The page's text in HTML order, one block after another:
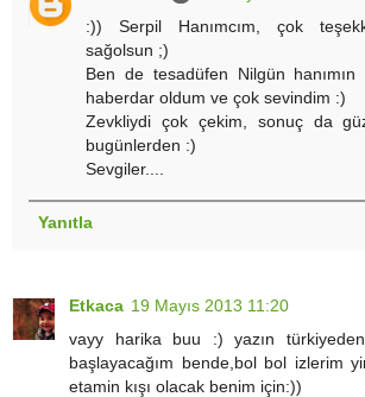
:)) Serpil Hanımcım, çok
sağolsun ;)
Ben de tesadüfen Nilgün
haberdar oldum ve çok sevindim :)
Zevkliydi çok çekim, sonuç da
bugünlerden :)
Sevgiler....
Yanıtla
Etkaca 19 Mayıs 2013 11:20
vayy harika buu :) yazın
başlayacağım bende,bol bol izlerim
etamin kışı olacak benim için:))